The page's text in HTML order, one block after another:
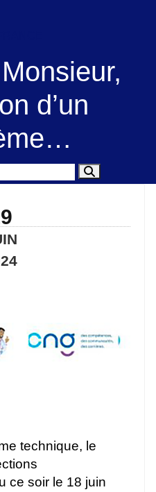
d’un
technique, le
ce soir le 18 juin